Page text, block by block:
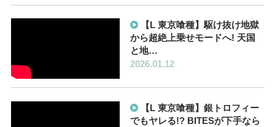
【L 東京喰種】駆け抜け地獄
から超絶上乗せモードへ! 天国
と地…
2026.01.12
【L 東京喰種】銀トロフィー
でもヤレる!? BITESが下手なら